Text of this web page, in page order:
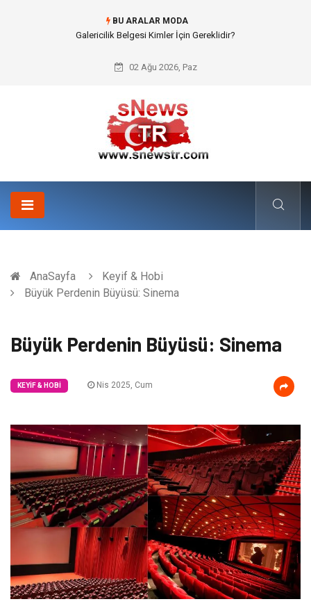
BU ARALAR MODA
Doküman Yönetimi ile Kurumsal Hafızanın Dijitalleşmesi
02 Ağu 2026, Paz
AnaSayfa
Keyif & Hobi
Büyük Perdenin Büyüsü: Sinema
Büyük Perdenin Büyüsü: Sinema
KEYIF & HOBI Nis 2025, Cum